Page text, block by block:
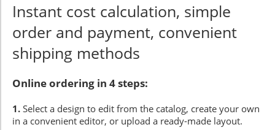
Instant cost calculation, simple
order and payment, convenient
shipping methods
Online ordering in 4 steps:
1. Select a design to edit from the catalog, create your own
in a convenient editor, or upload a ready-made layout.